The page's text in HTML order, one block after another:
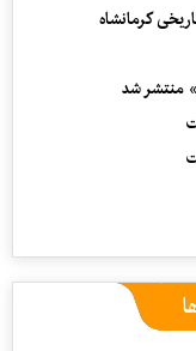
کرمانشاه
منتشر شد